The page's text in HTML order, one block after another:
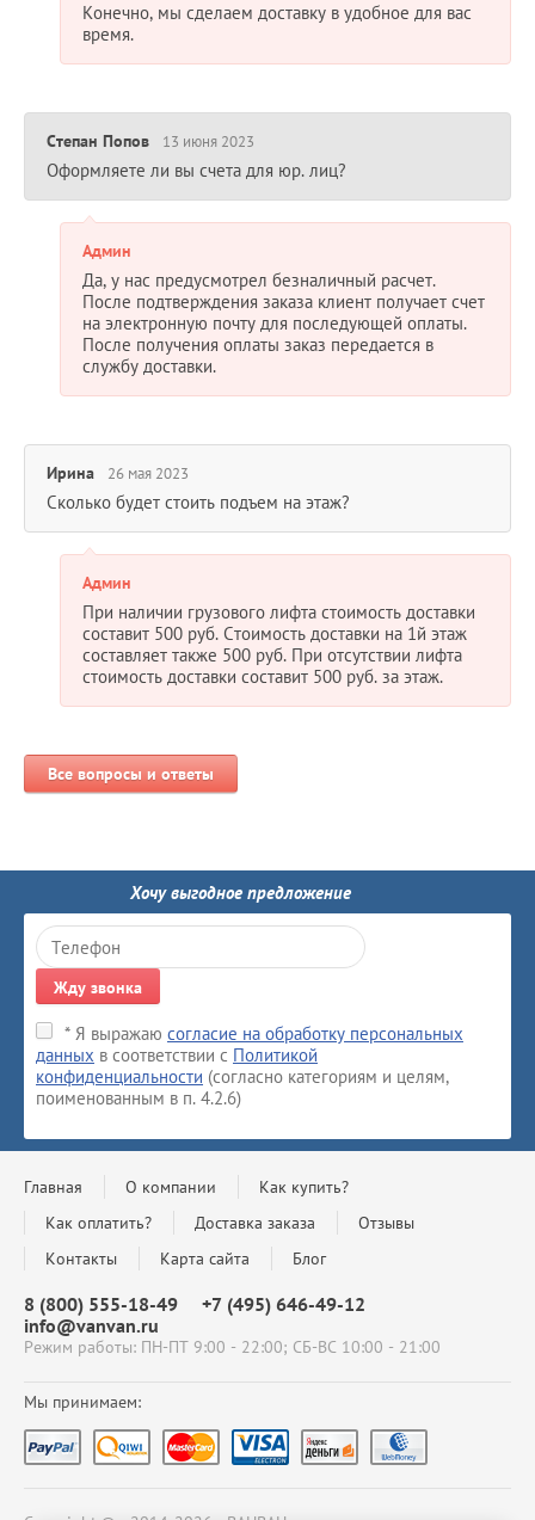
Конечно, мы сделаем доставку в удобное для вас
время.
Степан Попов 13 июня 2023
Оформляете ли вы счета для юр. лиц?
Админ
Да, у нас предусмотрел безналичный расчет.
После подтверждения заказа клиент получает счет
на электронную почту для последующей оплаты.
После получения оплаты заказ передается в
службу доставки.
Ирина 26 мая 2023
Сколько будет стоить подъем на этаж?
Админ
При наличии грузового лифта стоимость доставки
составит 500 руб. Стоимость доставки на 1й этаж
составляет также 500 руб. При отсутствии лифта
стоимость доставки составит 500 руб. за этаж.
Все вопросы и ответы
Хочу выгодное предложение
* Я выражаю согласие на обработку персональных
данных в соответствии с Политикой
конфиденциальности (согласно категориям и целям,
поименованным в п. 4.2.6)
Жду звонка
Главная О компании
Как купить?
Как оплатить?
Доставка заказа
Отзывы
Контакты
Карта сайта Блог
8 (800) 555-18-49
+7 (495) 646-49-12
info@vanvan.ru
Режим работы: ПН-ПТ 9:00 - 22:00; СБ-ВС 10:00 - 21:00
Мы принимаем: